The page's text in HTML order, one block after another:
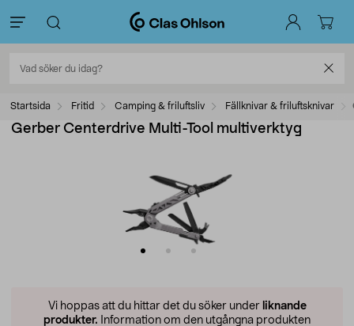
Startsida Fritid Camping & friluftsliv Fällknivar & friluftsknivar
Gerber Centerdrive Multi-Tool multiverktyg
Vi hoppas att du hittar det du söker under liknande
produkter. Information om den utgångna produkten